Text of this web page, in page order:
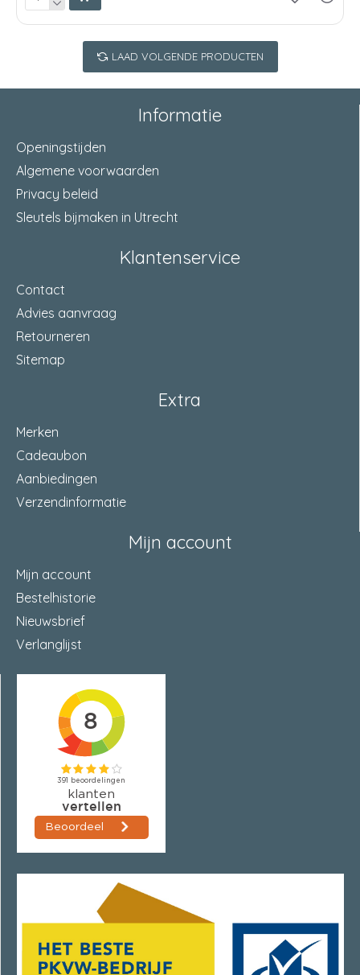
LAAD VOLGENDE PRODUCTEN
Informatie
Openingstijden
Algemene voorwaarden
Privacy beleid
Sleutels bijmaken in Utrecht
Klantenservice
Contact
Advies aanvraag
Retourneren
Sitemap
Extra
Merken
Cadeaubon
Aanbiedingen
Verzendinformatie
Mijn account
Mijn account
Bestelhistorie
Nieuwsbrief
Verlanglijst